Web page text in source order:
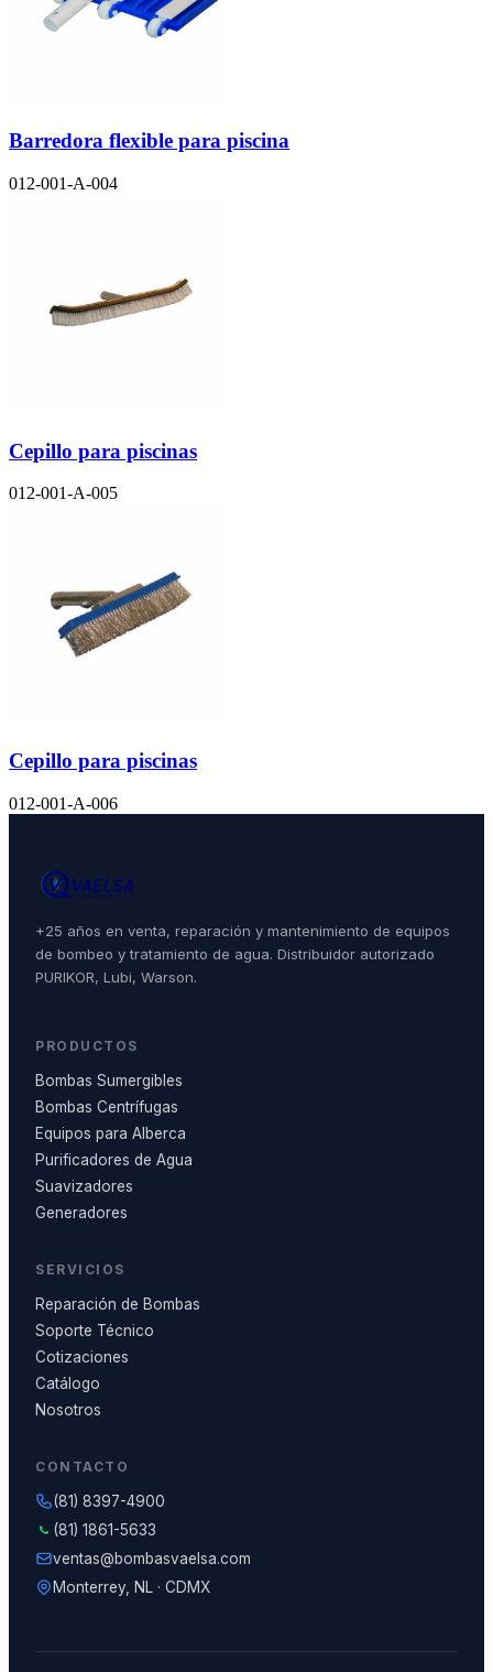
Barredora flexible para piscina
012-001-A-004
Cepillo para piscinas
012-001-A-005
Cepillo para piscinas
012-001-A-006
+25 años en venta, reparación y mantenimiento de equipos
de bombeo y tratamiento de agua. Distribuidor autorizado
PURIKOR, Lubi, Warson.
PRODUCTOS
Bombas Sumergibles
Bombas Centrífugas
Equipos para Alberca
Purificadores de Agua
Suavizadores
Generadores
SERVICIOS
Reparación de Bombas
Soporte Técnico
Cotizaciones
Catálogo
Nosotros
CONTACTO
(81) 8397-4900
(81) 1861-5633
ventas@bombasvaelsa.com
Monterrey, NL · CDMX